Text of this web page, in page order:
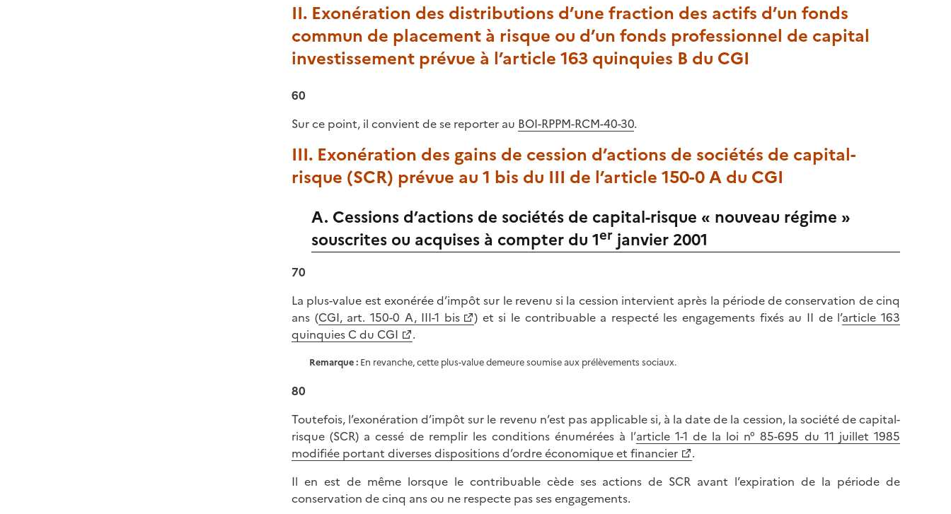
II. Exonération des distributions d’une fraction des actifs d’un fonds
commun de placement à risque ou d’un fonds professionnel de capital
investissement prévue à l’article 163 quinquies B du CGI
60
Sur ce point, il convient de se reporter au BOI-RPPM-RCM-40-30.
III. Exonération des gains de cession d’actions de sociétés de capital-
risque (SCR) prévue au 1 bis du III de l’article 150-0 A du CGI
A. Cessions d’actions de sociétés de capital-risque « nouveau régime »
souscrites ou acquises à compter du 1er janvier 2001
70
La plus-value est exonérée d’impôt sur le revenu si la cession intervient après la période de conservation de cinq
ans (CGI, art. 150-0 A, III-1 bis ) et si le contribuable a respecté les engagements fixés au II de l’article 163
quinquies C du CGI
.
Remarque :En revanche, cette plus-value demeure soumise aux prélèvements sociaux.
80
Toutefois, l’exonération d’impôt sur le revenu n’est pas applicable si, à la date de la cession, la société de capital-
risque (SCR) a cessé de remplir les conditions énumérées à l’article 1-1 de la loi n° 85-695 du 11 juillet 1985
modifiée portant diverses dispositions d’ordre économique et financier
.
Il en est de même lorsque le contribuable cède ses actions de SCR avant l’expiration de la période de
conservation de cinq ans ou ne respecte pas ses engagements.